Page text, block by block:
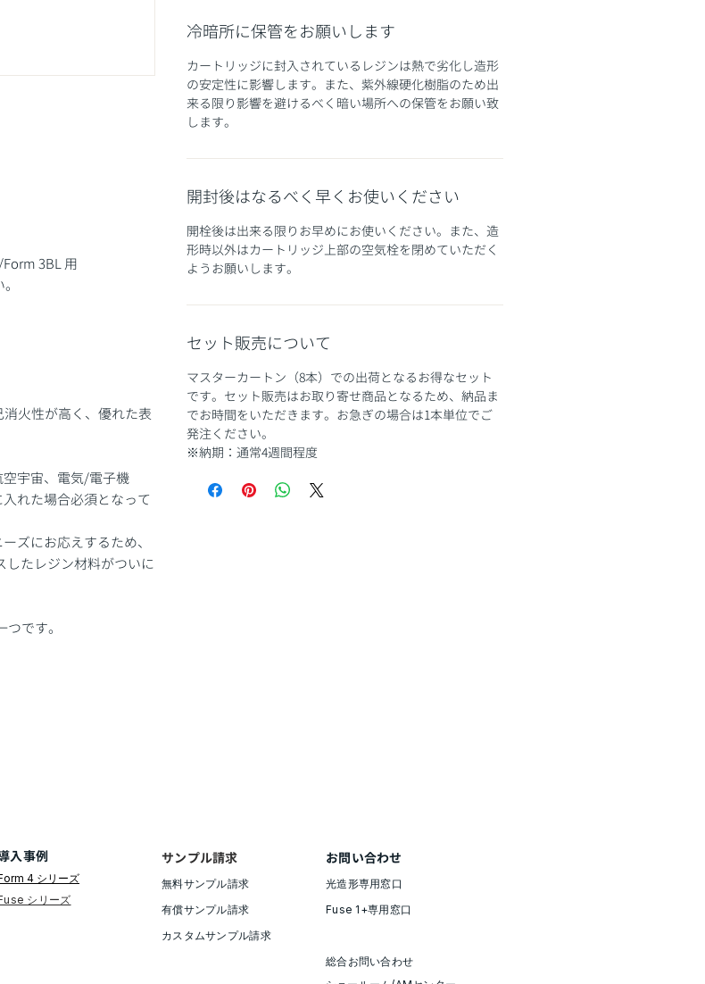
3BL 用
火性が高く、優れた表
宇宙、電気/電子機
れた場合必須となって
ズにお応えするため、
たレジン材料がついに
です。
冷暗所に保管をお願いします
カートリッジに封入されているレジンは熱で劣化し造形
の安定性に影響します。また、紫外線硬化樹脂のため出
来る限り影響を避けるべく暗い場所への保管をお願い致
します。
開封後はなるべく早くお使いください
開栓後は出来る限りお早めにお使いください。また、造
形時以外はカートリッジ上部の空気栓を閉めていただく
ようお願いします。
セット販売について
マスターカートン（8本）での出荷となるお得なセット
です。セット販売はお取り寄せ商品となるため、納品ま
でお時間をいただきます。お急ぎの場合は1本単位でご
発注ください。
※納期：通常4週間程度
入事例
4 シリーズ
シリーズ
サンプル請求
無料サンプル請求​
有償サンプル請求
​カスタムサンプル請求
お問い合わせ
光造形専用窓口
Fuse 1+専用窓口
総合お問い合わせ